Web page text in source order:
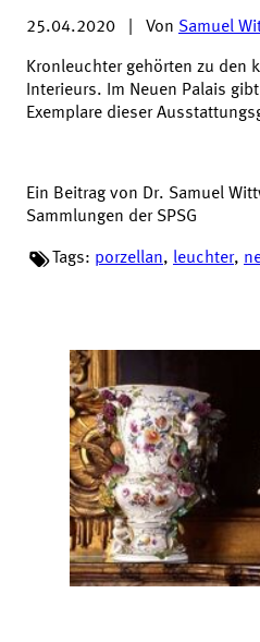
25.04.2020 Von Samuel
Kronleuchter gehörten zu den
Interieurs. Im Neuen Palais
Exemplare dieser
Ein Beitrag von Dr. Samuel
Sammlungen der SPSG
Tags: porzellan, leuchter,